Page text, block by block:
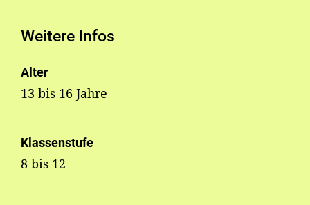
Weitere Infos
Alter
13 bis 16 Jahre
Klassenstufe
8 bis 12